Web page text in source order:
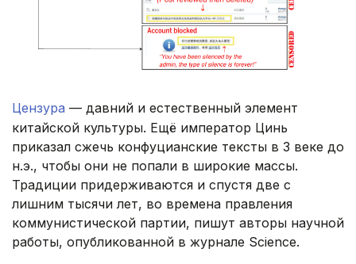
Цензура — давний и естественный элемент
китайской культуры. Ещё император Цинь
приказал сжечь конфуцианские тексты в 3 веке до
н.э., чтобы они не попали в широкие массы.
Традиции придерживаются и спустя две с
лишним тысячи лет, во времена правления
коммунистической партии, пишут авторы научной
работы, опубликованной в журнале Science.